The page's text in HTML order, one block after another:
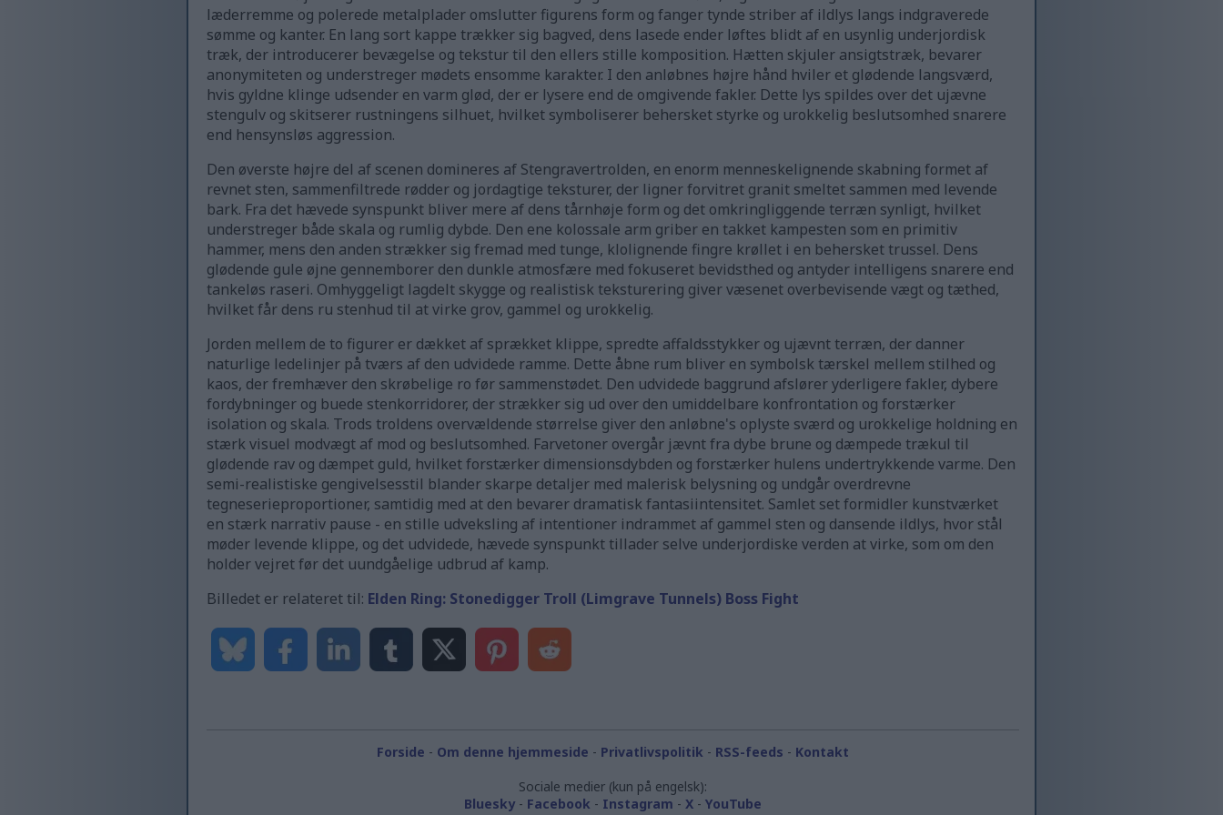
læderremme og polerede metalplader omslutter figurens form og fanger tynde striber af ildlys langs indgraverede
sømme og kanter. En lang sort kappe trækker sig bagved, dens lasede ender løftes blidt af en usynlig underjordisk
træk, der introducerer bevægelse og tekstur til den ellers stille komposition. Hætten skjuler ansigtstræk, bevarer
anonymiteten og understreger mødets ensomme karakter. I den anløbnes højre hånd hviler et glødende langsværd,
hvis gyldne klinge udsender en varm glød, der er lysere end de omgivende fakler. Dette lys spildes over det ujævne
stengulv og skitserer rustningens silhuet, hvilket symboliserer behersket styrke og urokkelig beslutsomhed snarere
end hensynsløs aggression.
Den øverste højre del af scenen domineres af Stengravertrolden, en enorm menneskelignende skabning formet af
revnet sten, sammenfiltrede rødder og jordagtige teksturer, der ligner forvitret granit smeltet sammen med levende
bark. Fra det hævede synspunkt bliver mere af dens tårnhøje form og det omkringliggende terræn synligt, hvilket
understreger både skala og rumlig dybde. Den ene kolossale arm griber en takket kampesten som en primitiv
hammer, mens den anden strækker sig fremad med tunge, klolignende fingre krøllet i en behersket trussel. Dens
glødende gule øjne gennemborer den dunkle atmosfære med fokuseret bevidsthed og antyder intelligens snarere end
tankeløs raseri. Omhyggeligt lagdelt skygge og realistisk teksturering giver væsenet overbevisende vægt og tæthed,
hvilket får dens ru stenhud til at virke grov, gammel og urokkelig.
Jorden mellem de to figurer er dækket af sprækket klippe, spredte affaldsstykker og ujævnt terræn, der danner
naturlige ledelinjer på tværs af den udvidede ramme. Dette åbne rum bliver en symbolsk tærskel mellem stilhed og
kaos, der fremhæver den skrøbelige ro før sammenstødet. Den udvidede baggrund afslører yderligere fakler, dybere
fordybninger og buede stenkorridorer, der strækker sig ud over den umiddelbare konfrontation og forstærker
isolation og skala. Trods troldens overvældende størrelse giver den anløbne's oplyste sværd og urokkelige holdning en
stærk visuel modvægt af mod og beslutsomhed. Farvetoner overgår jævnt fra dybe brune og dæmpede trækul til
glødende rav og dæmpet guld, hvilket forstærker dimensionsdybden og forstærker hulens undertrykkende varme. Den
semi-realistiske gengivelsesstil blander skarpe detaljer med malerisk belysning og undgår overdrevne
tegneserieproportioner, samtidig med at den bevarer dramatisk fantasiintensitet. Samlet set formidler kunstværket
en stærk narrativ pause - en stille udveksling af intentioner indrammet af gammel sten og dansende ildlys, hvor stål
møder levende klippe, og det udvidede, hævede synspunkt tillader selve underjordiske verden at virke, som om den
holder vejret før det uundgåelige udbrud af kamp.
Billedet er relateret til: Elden Ring: Stonedigger Troll (Limgrave Tunnels) Boss Fight
Forside - Om denne hjemmeside - Privatlivspolitik - RSS-feeds - Kontakt
Sociale medier (kun på engelsk):
Bluesky- Facebook - Instagram - X- YouTube